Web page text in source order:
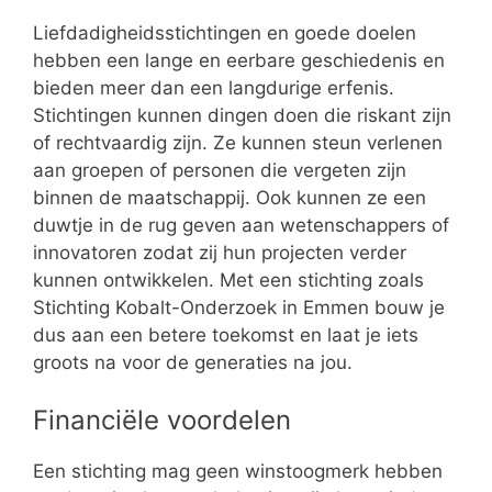
Liefdadigheidsstichtingen en goede doelen
hebben een lange en eerbare geschiedenis en
bieden meer dan een langdurige erfenis.
Stichtingen kunnen dingen doen die riskant zijn
of rechtvaardig zijn. Ze kunnen steun verlenen
aan groepen of personen die vergeten zijn
binnen de maatschappij. Ook kunnen ze een
duwtje in de rug geven aan wetenschappers of
innovatoren zodat zij hun projecten verder
kunnen ontwikkelen. Met een stichting zoals
Stichting Kobalt-Onderzoek in Emmen bouw je
dus aan een betere toekomst en laat je iets
groots na voor de generaties na jou.
Financiële voordelen
Een stichting mag geen winstoogmerk hebben